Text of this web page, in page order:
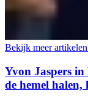
Bekijk meer
Yvon Jaspers in
de hemel halen,